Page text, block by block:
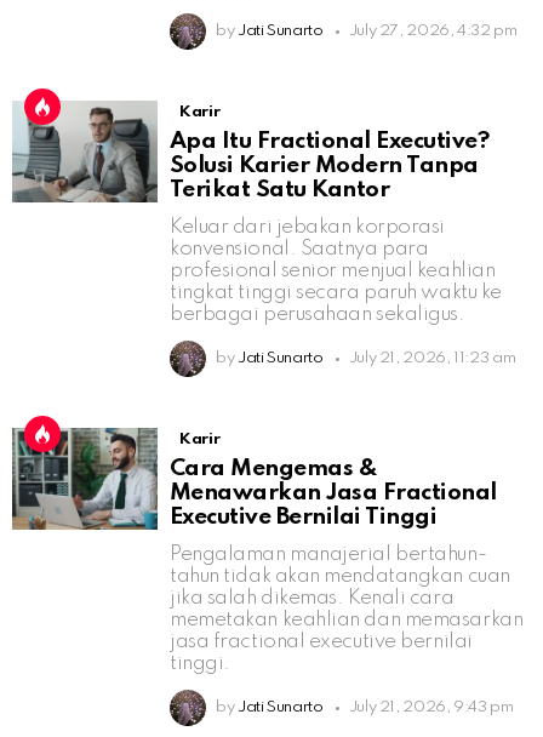
by Jati Sunarto July 27, 2026, 4:32 pm
Karir
Apa Itu Fractional Executive?
Solusi Karier Modern Tanpa
Terikat Satu Kantor
Keluar dari jebakan korporasi
konvensional. Saatnya para
profesional senior menjual keahlian
tingkat tinggi secara paruh waktu ke
berbagai perusahaan sekaligus.
by Jati Sunarto July 21, 2026, 11:23 am
Karir
Cara Mengemas &
Menawarkan Jasa Fractional
Executive Bernilai Tinggi
Pengalaman manajerial bertahun-
tahun tidak akan mendatangkan cuan
jika salah dikemas. Kenali cara
memetakan keahlian dan memasarkan
jasa fractional executive bernilai
tinggi.
by Jati Sunarto July 21, 2026, 9:43 pm